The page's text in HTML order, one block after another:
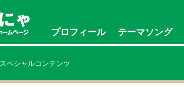
プロフィール テーマソング
スペシャルコンテンツ